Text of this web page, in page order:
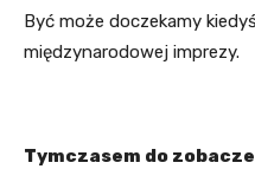
Być może doczekamy
międzynarodowej imprezy.
Tymczasem do